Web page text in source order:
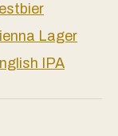
Lager
IPA